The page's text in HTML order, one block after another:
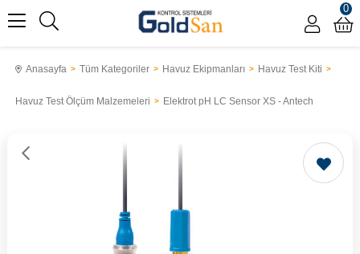
0
Anasayfa Tüm Kategoriler Havuz Ekipmanları Havuz Test Kiti
Havuz Test Ölçüm Malzemeleri Elektrot pH LC Sensor XS - Antech